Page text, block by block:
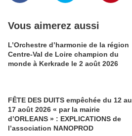
Vous aimerez aussi
L’Orchestre d’harmonie de la région
Centre-Val de Loire champion du
monde à Kerkrade le 2 août 2026
FÊTE DES DUITS empêchée du 12 au
17 août 2026 « par la mairie
d’ORLEANS » : EXPLICATIONS de
l’association NANOPROD